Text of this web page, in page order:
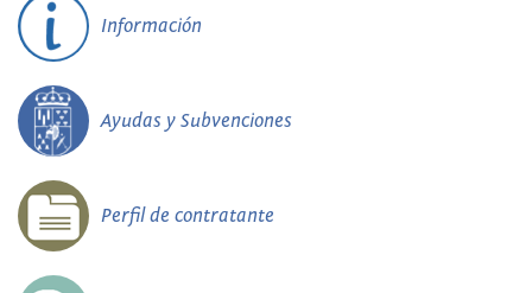
Información
Ayudas y Subvenciones
Perfil de contratante